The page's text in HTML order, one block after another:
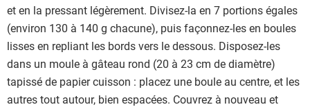
et en la pressant légèrement. Divisez-la en 7 portions égales
(environ 130 à 140 g chacune), puis façonnez-les en boules
lisses en repliant les bords vers le dessous. Disposez-les
dans un moule à gâteau rond (20 à 23 cm de diamètre)
tapissé de papier cuisson : placez une boule au centre, et les
autres tout autour, bien espacées. Couvrez à nouveau et